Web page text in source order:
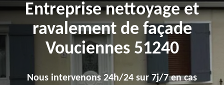
Entreprise nettoyage et
ravalement de façade
Vouciennes 51240
Nous intervenons 24h/24 sur 7j/7 en cas